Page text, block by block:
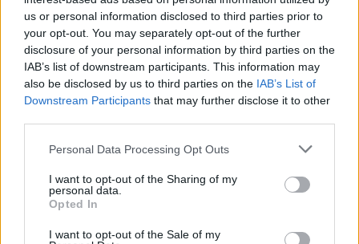
us or personal information disclosed to third parties prior to
your opt-out. You may separately opt-out of the further
disclosure of your personal information by third parties on the
IAB’s list of downstream participants. This information may
also be disclosed by us to third parties on the IAB’s List of
Downstream Participants that may further disclose it to other
Personal Data Processing Opt Outs
I want to opt-out of the Sharing of my
personal data.
Opted In
I want to opt-out of the Sale of my